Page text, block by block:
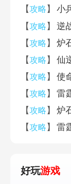
【攻略 】
小
【攻略 】
逆
【攻略 】
炉
【攻略 】
【攻略 】
使
【攻略 】
雷
【攻略 】
炉
【攻略 】 雷
好玩游戏